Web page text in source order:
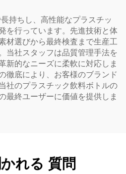
持ちし、高性能なプラスチッ
を行っています。先進技術と体
材選びから最終検査まで生産工
当社スタッフは品質管理手法を
新的なニーズに柔軟に対応しま
徹底により、お客様のブランド
社のプラスチック飲料ボトルの
最終ユーザーに価値を提供しま
れる 質問